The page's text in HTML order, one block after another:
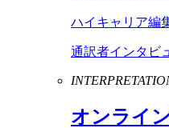
ハイキャリア編
通訳者インタビ
オンライ